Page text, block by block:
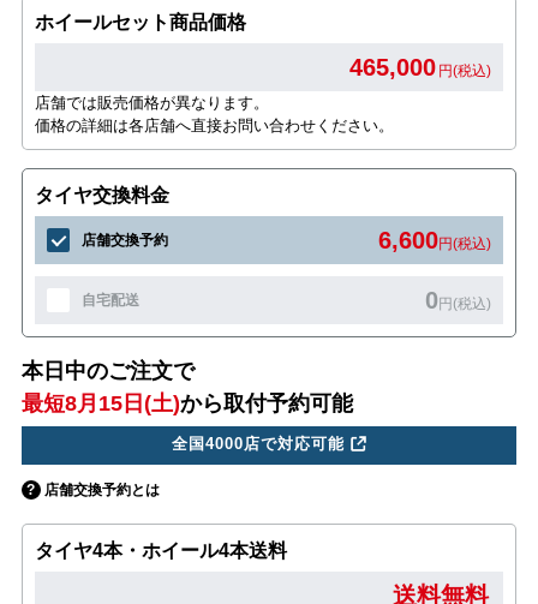
ホイールセット商品価格
465,000 円(税込)
店舗では販売価格が異なります。
価格の詳細は各店舗へ直接お問い合わせください。
タイヤ交換料金
店舗交換予約 6,600円(税込)
自宅配送 0円(税込)
本日中のご注文で
最短8月15日(土)から取付予約可能
全国4000店で対応可能
店舗交換予約とは
タイヤ4本・ホイール4本送料
送料無料